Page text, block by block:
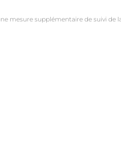
mesure supplémentaire de suivi